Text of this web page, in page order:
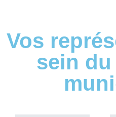
Vos
sein